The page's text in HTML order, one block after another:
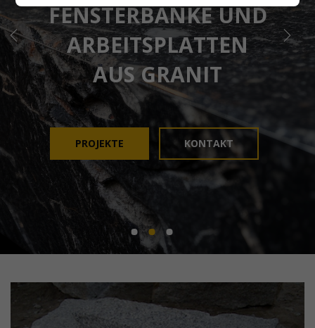
FENSTERBÄNKE UND
ARBEITSPLATTEN
AUS GRANIT
PROJEKTE KONTAKT